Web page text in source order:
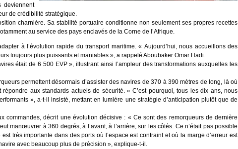
deviennent
de crédibilité stratégique.
charnière. Sa stabilité portuaire conditionne non seulement ses propres recettes
au service des pays enclavés de la Corne de l’Afrique.
à l’évolution rapide du transport maritime. « Aujourd’hui, nous accueillons des
toujours plus puissants et maniables », a rappelé Aboubaker Omar Hadi.
était de 6 500 EVP », illustrant ainsi l’ampleur des transformations auxquelles les
permettent désormais d’assister des navires de 370 à 390 mètres de long, là où
aux standards actuels de sécurité. « C’est pourquoi, tous les dix ans, nous
», a-t-il insisté, mettant en lumière une stratégie d’anticipation plutôt que de
commandes, décrit une évolution décisive : « Ce sont des remorqueurs de dernière
manœuvrer à 360 degrés, à l’avant, à l’arrière, sur les côtés. Ce n’était pas possible
très importante dans des ports où l’espace est contraint et où la marge d’erreur est
avec beaucoup plus de précision », explique-t-il.